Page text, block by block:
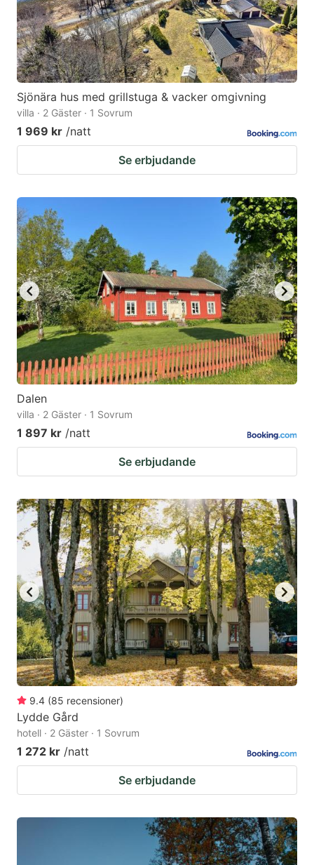
Sjönära hus med grillstuga & vacker omgivning
villa · 2 Gäster · 1 Sovrum
1 969 kr /natt
Se erbjudande
Dalen
villa · 2 Gäster · 1 Sovrum
1 897 kr /natt
Se erbjudande
9.4 (85 recensioner)
Lydde Gård
hotell · 2 Gäster · 1 Sovrum
1 272 kr /natt
Se erbjudande